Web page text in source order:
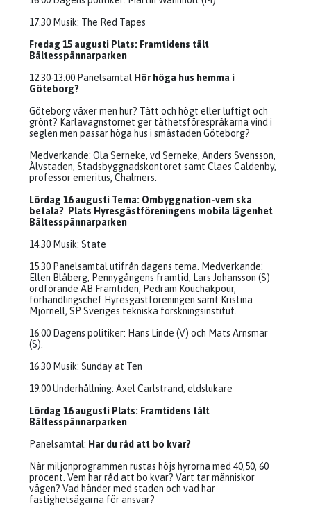
17.30 Musik: The Red Tapes
Fredag 15 augusti Plats: Framtidens tält
Bältesspännarparken
12.30-13.00 Panelsamtal Hör höga hus hemma i
Göteborg?
Göteborg växer men hur? Tätt och högt eller luftigt och
grönt? Karlavagnstornet ger täthetsförespråkarna vind i
seglen men passar höga hus i småstaden Göteborg?
Medverkande: Ola Serneke, vd Serneke, Anders Svensson,
Älvstaden, Stadsbyggnadskontoret samt Claes Caldenby,
professor emeritus, Chalmers.
Lördag 16 augusti Tema: Ombyggnation-vem ska
betala? Plats Hyresgästföreningens mobila lägenhet
Bältesspännarparken
14.30 Musik: State
15.30 Panelsamtal utifrån dagens tema. Medverkande:
Ellen Blåberg, Pennygångens framtid, Lars Johansson (S)
ordförande AB Framtiden, Pedram Kouchakpour,
förhandlingschef Hyresgästföreningen samt Kristina
Mjörnell, SP Sveriges tekniska forskningsinstitut.
16.00 Dagens politiker: Hans Linde (V) och Mats Arnsmar
(S).
16.30 Musik: Sunday at Ten
19.00 Underhållning: Axel Carlstrand, eldslukare
Lördag 16 augusti Plats: Framtidens tält
Bältesspännarparken
Panelsamtal: Har du råd att bo kvar?
När miljonprogrammen rustas höjs hyrorna med 40,50, 60
procent. Vem har råd att bo kvar? Vart tar människor
vägen? Vad händer med staden och vad har
fastighetsägarna för ansvar?